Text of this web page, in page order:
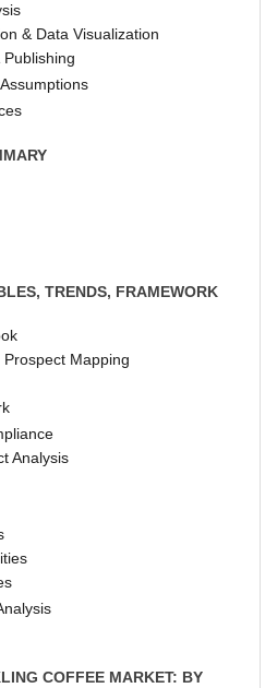
& Data Visualization
TRENDS, FRAMEWORK
Mapping
Analysis
COFFEE MARKET: BY